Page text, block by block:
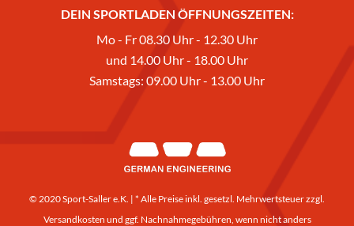
DEIN SPORTLADEN ÖFFNUNGSZEITEN:
Mo - Fr 08.30 Uhr - 12.30 Uhr
und 14.00 Uhr - 18.00 Uhr
Samstags: 09.00 Uhr - 13.00 Uhr
© 2020 Sport-Saller e.K. | * Alle Preise inkl. gesetzl. Mehrwertsteuer zzgl.
Versandkosten und ggf. Nachnahmegebühren, wenn nicht anders